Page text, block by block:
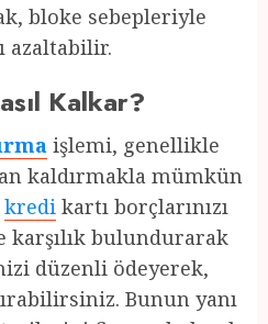
bloke sebepleriyle
azaltabilir.
Kalkar?
işlemi, genellikle
kaldırmakla mümkün
kredi kartı borçlarınızı
karşılık bulundurarak
düzenli ödeyerek,
Bunun yanı